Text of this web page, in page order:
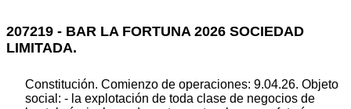
207219 - BAR LA FORTUNA 2026 SOCIEDAD
LIMITADA.
Constitución. Comienzo de operaciones: 9.04.26. Objeto
social: - la explotación de toda clase de negocios de